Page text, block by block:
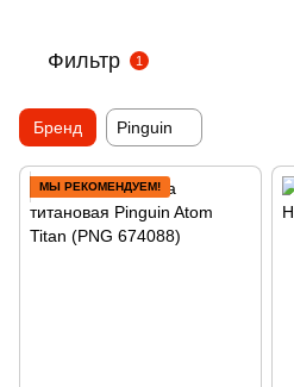
Фильтр 1
Бренд Pinguin
МЫ РЕКОМЕНДУЕМ!